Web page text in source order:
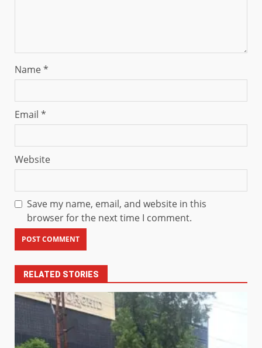
Name*
Email *
Website
Save my name, email, and website in this
browser for the next time I comment.
RELATED STORIES